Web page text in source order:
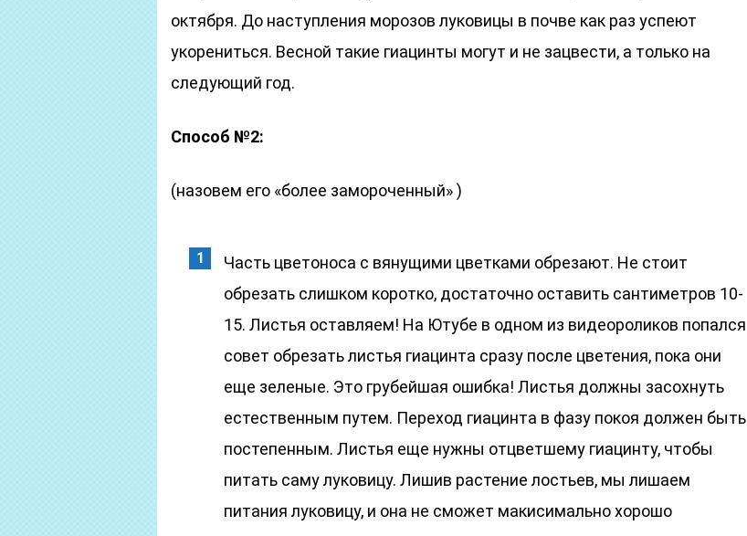
октября. До наступления морозов луковицы в почве как раз успеют
укорениться. Весной такие гиацинты могут и не зацвести, а только на
следующий год.
Способ №2:
(назовем его «более замороченный» )
Часть цветоноса с вянущими цветками обрезают. Не стоит
обрезать слишком коротко, достаточно оставить сантиметров 10-
15. Листья оставляем! На Ютубе в одном из видеороликов попался
совет обрезать листья гиацинта сразу после цветения, пока они
еще зеленые. Это грубейшая ошибка! Листья должны засохнуть
естественным путем. Переход гиацинта в фазу покоя должен быть
постепенным. Листья еще нужны отцветшему гиацинту, чтобы
питать саму луковицу. Лишив растение лостьев, мы лишаем
питания луковицу, и она не сможет макисимально хорошо